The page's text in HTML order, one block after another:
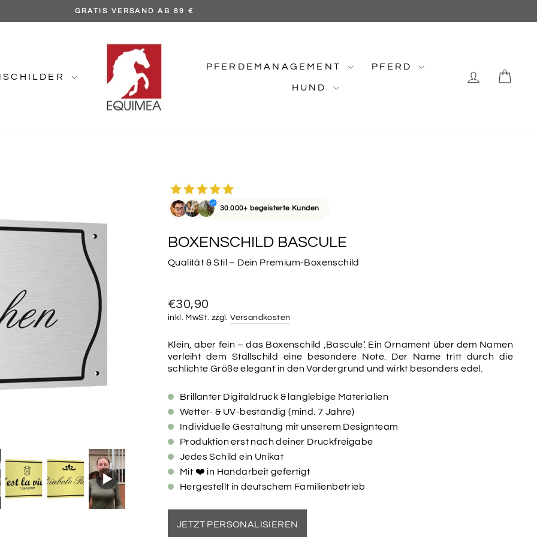
Pause
MIT LIEBE IN DEUTSCHLAND GEFERTIGT
PFERDEMANAGEMENT PFERD
HUND
30.000+ begeisterte Kunden
BOXENSCHILD BASCULE
Qualität & Stil – Dein Premium-Boxenschild
Normaler
Preis
€30,90
inkl. MwSt. zzgl.Versandkosten
Klein, aber fein – das Boxenschild ‚Bascule‘. Ein Ornament über dem Namen
verleiht dem Stallschild eine besondere Note. Der Name tritt durch die
schlichte Größe elegant in den Vordergrund und wirkt besonders edel.
Brillanter Digitaldruck & langlebige Materialien
Wetter- & UV-beständig (mind. 7 Jahre)
Individuelle Gestaltung mit unserem Designteam
Produktion erst nach deiner Druckfreigabe
Jedes Schild ein Unikat
Mit ❤️ in Handarbeit gefertigt
Hergestellt in deutschem Familienbetrieb
JETZT PERSONALISIEREN